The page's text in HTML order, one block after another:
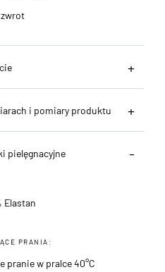
i pomiary produktu
pielęgnacyjne
Elastan
PRANIA:
pranie w pralce 40°C